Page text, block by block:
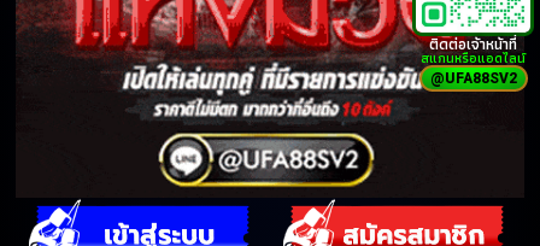
ติดต่อเจ้าหน้าที่
สแกนหรือแอดไลน์
@UFA88SV2